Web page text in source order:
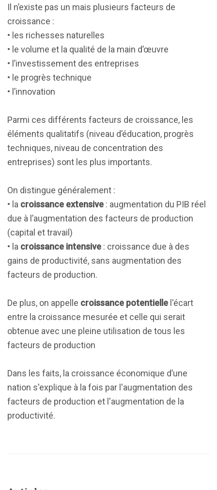
Il n’existe pas un mais plusieurs facteurs de
croissance :
• les richesses naturelles
• le volume et la qualité de la main d’œuvre
• l’investissement des entreprises
• le progrès technique
• l’innovation
Parmi ces différents facteurs de croissance, les
éléments qualitatifs (niveau d’éducation, progrès
techniques, niveau de concentration des
entreprises) sont les plus importants.
On distingue généralement :
• la croissance extensive : augmentation du PIB réel
due à l’augmentation des facteurs de production
(capital et travail)
• la croissance intensive : croissance due à des
gains de productivité, sans augmentation des
facteurs de production.
De plus, on appelle croissance potentielle l'écart
entre la croissance mesurée et celle qui serait
obtenue avec une pleine utilisation de tous les
facteurs de production
Dans les faits, la croissance économique d’une
nation s'explique à la fois par l'augmentation des
facteurs de production et l'augmentation de la
productivité.